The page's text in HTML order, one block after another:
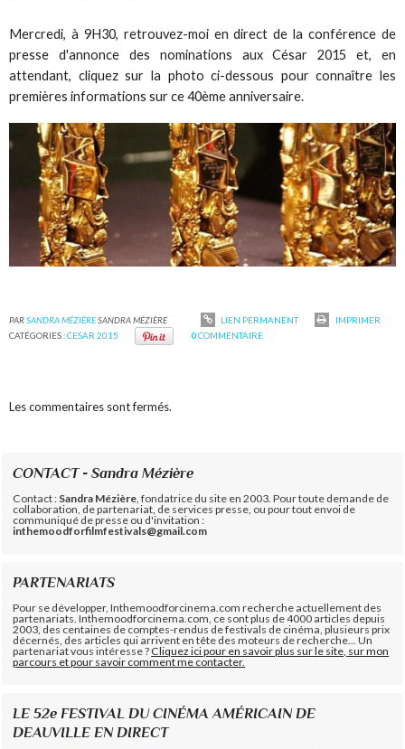
Mercredi, à 9H30, retrouvez-moi en direct de la conférence de
presse d'annonce des nominations aux César 2015 et, en
attendant, cliquez sur la photo ci-dessous pour connaître les
premières informations sur ce 40ème anniversaire.
PARSANDRA MÉZIÈRESANDRA MÉZIÈRE LIEN PERMANENT
IMPRIMER
CATÉGORIES :CESAR 2015 0COMMENTAIRE
Les commentaires sont fermés.
CONTACT - Sandra Mézière
Contact : Sandra Mézière , fondatrice du site en 2003. Pour toute demande de
collaboration, de partenariat, de services presse, ou pour tout envoi de
communiqué de presse ou d'invitation :
inthemoodforfilmfestivals@gmail.com
PARTENARIATS
Pour se développer, Inthemoodforcinema.com recherche actuellement des
partenariats. Inthemoodforcinema.com, ce sont plus de 4000 articles depuis
2003, des centaines de comptes-rendus de festivals de cinéma, plusieurs prix
décernés, des articles qui arrivent en tête des moteurs de recherche... Un
partenariat vous intéresse ?Cliquez ici pour en savoir plus sur le site, sur mon
parcours et pour savoir comment me contacter.
LE 52e FESTIVAL DU CINÉMA AMÉRICAIN DE
DEAUVILLE EN DIRECT